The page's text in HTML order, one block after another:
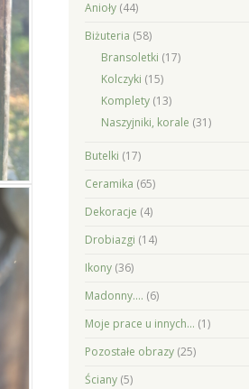
Anioły(44)
Biżuteria (58)
Bransoletki (17)
Kolczyki (15)
Komplety(13)
Naszyjniki, korale (31)
Butelki (17)
Ceramika (65)
Dekoracje (4)
Drobiazgi (14)
Ikony(36)
Madonny…. (6)
Moje prace u innych… (1)
Pozostałe obrazy(25)
Ściany(5)